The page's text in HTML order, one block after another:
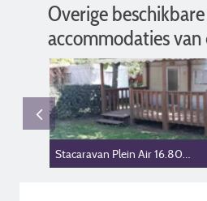
Overige beschikbare
accommodaties